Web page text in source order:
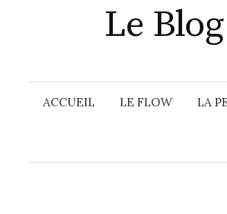
Le
ACCUEIL LE FLOW LA